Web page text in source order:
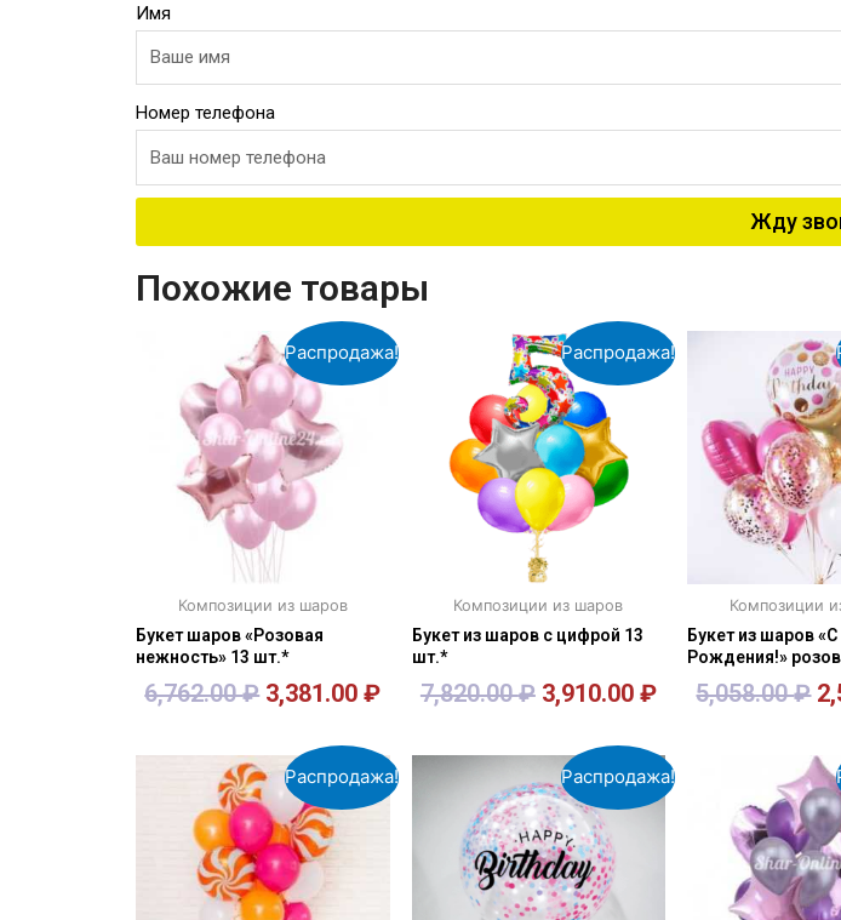
Имя
Номер телефона
Жду
Похожие товары
Распродажа!
Композиции из шаров
Букет шаров «Розовая
нежность» 13 шт.*
6,762.00₽ 3,381.00₽
Распродажа!
Композиции из шаров
Букет из шаров с цифрой 13
шт.*
7,820.00₽ 3,910.00 ₽
Композиции
Букет из шаров
Рождения!»
5,058.00₽
Распродажа! Распродажа!